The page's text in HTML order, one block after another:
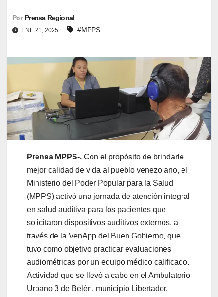
Por Prensa Regional
ENE 21, 2025 #MPPS
Prensa MPPS-. Con el propósito de brindarle
mejor calidad de vida al pueblo venezolano, el
Ministerio del Poder Popular para la Salud
(MPPS) activó una jornada de atención integral
en salud auditiva para los pacientes que
solicitaron dispositivos auditivos externos, a
través de la VenApp del Buen Gobierno, que
tuvo como objetivo practicar evaluaciones
audiométricas por un equipo médico calificado.
Actividad que se llevó a cabo en el Ambulatorio
Urbano 3 de Belén, municipio Libertador,